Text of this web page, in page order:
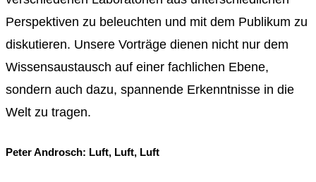
Perspektiven zu beleuchten und mit dem Publikum zu
diskutieren. Unsere Vorträge dienen nicht nur dem
Wissensaustausch auf einer fachlichen Ebene,
sondern auch dazu, spannende Erkenntnisse in die
Welt zu tragen.
Peter Androsch: Luft, Luft, Luft